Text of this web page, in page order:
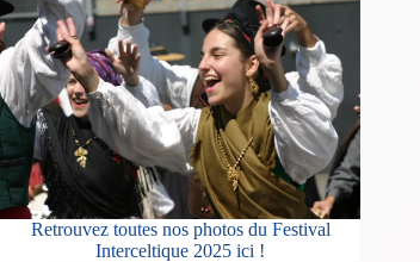
Retrouvez toutes nos photos du Festival
Interceltique 2025 ici !